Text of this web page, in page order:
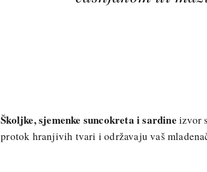
Školjke, sjemenke suncokreta i sardine izvor
protok hranjivih tvari i održavaju vaš